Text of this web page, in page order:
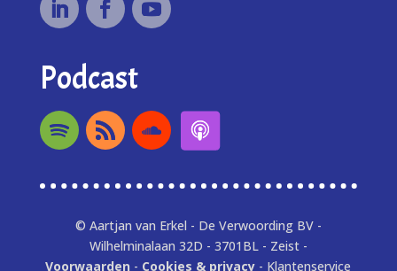
Podcast
© Aartjan van Erkel - De Verwoording BV -
Wilhelminalaan 32D - 3701BL - Zeist -
Voorwaarden - Cookies & privacy - Klantenservice